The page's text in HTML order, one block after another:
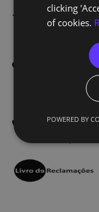
TechOf - Tech
Edifício Smart
Alameda dos
1990-207 Lisboa
(Custo de
clicking
of cookies.
POWERED BY